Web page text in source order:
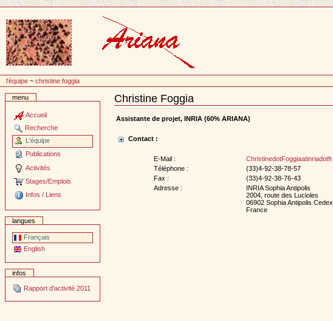
contenu
l'équipe ~christine foggia
menu
Accueil
Recherche
L'équipe
Publications
Activités
Stages/Emplois
Infos / Liens
langues
Français
English
infos
Rapport d'activité 2011
Christine Foggia
Document
Actions
Assistante de projet, INRIA (60% ARIANA)
Contact :
E-Mail :
ChristinedotFoggiaatinriadotfr
Téléphone :
(33)4-92-38-78-57
Fax :
(33)4-92-38-76-43
Adresse :
INRIA Sophia Antipolis
2004, route des Lucioles
06902 Sophia Antipolis Cedex
France